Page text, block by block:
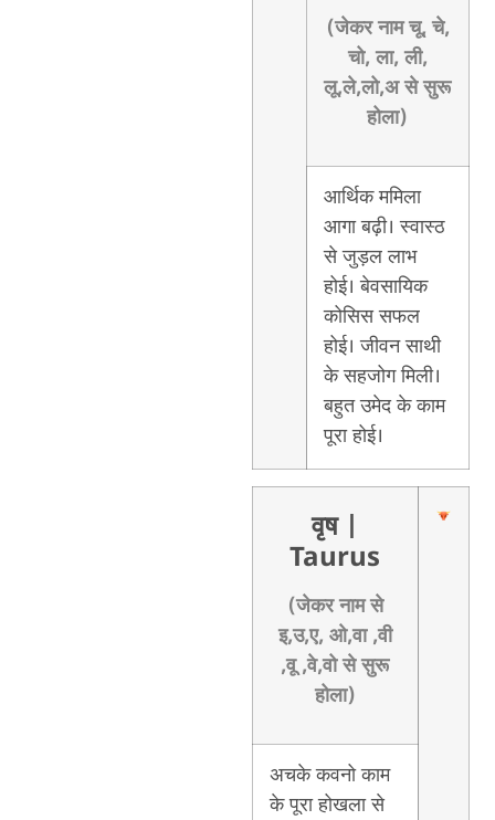
(जेकर नाम चू, चे,
चो, ला, ली,
लू,ले,लो,अ से सुरू
होला)
आर्थिक ममिला
आगा बढ़ी। स्वास्ठ
से जुड़ल लाभ
होई। बेवसायिक
कोसिस सफल
होई। जीवन साथी
के सहजोग मिली।
बहुत उमेद के काम
पूरा होई।
वृष
Taurus
(जेकर नाम से
इ,उ,ए, ओ,वा ,वी
,वू ,वे,वो से सुरू
होला)
अचके कवनो काम
के पूरा होखला से